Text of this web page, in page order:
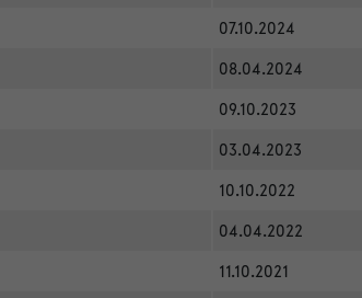
07.10.2024
08.04.2024
09.10.2023
03.04.2023
10.10.2022
04.04.2022
11.10.2021